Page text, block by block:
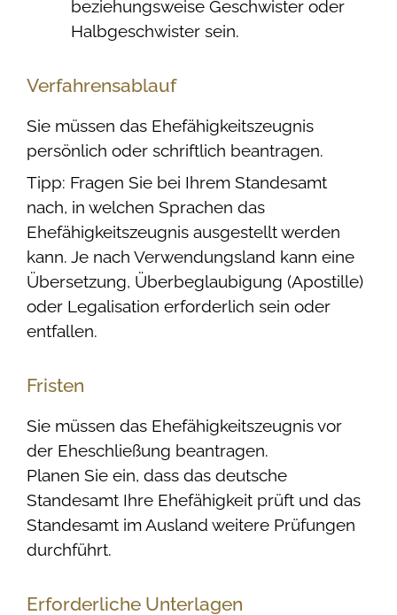
beziehungsweise Geschwister oder
Halbgeschwister sein.
Verfahrensablauf
Sie müssen das Ehefähigkeitszeugnis
persönlich oder schriftlich beantragen.
Tipp: Fragen Sie bei Ihrem Standesamt
nach, in welchen Sprachen das
Ehefähigkeitszeugnis ausgestellt werden
kann. Je nach Verwendungsland kann eine
Übersetzung, Überbeglaubigung (Apostille)
oder Legalisation erforderlich sein oder
entfallen.
Fristen
Sie müssen das Ehefähigkeitszeugnis vor
der Eheschließung beantragen.
Planen Sie ein, dass das deutsche
Standesamt Ihre Ehefähigkeit prüft und das
Standesamt im Ausland weitere Prüfungen
durchführt.
Erforderliche Unterlagen